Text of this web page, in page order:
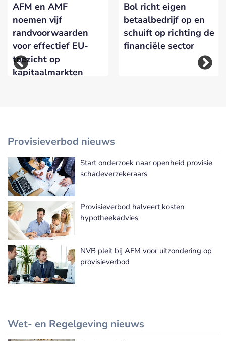
AFM en AMF
noemen vijf
randvoorwaarden
voor effectief EU-
toezicht op
kapitaalmarkten
Bol richt eigen
betaalbedrijf op en
schuift op richting de
financiële sector
Provisieverbod nieuws
Meer Provisieverbod nieuws
Start onderzoek naar openheid provisie
schadeverzekeraars
Provisieverbod halveert kosten
hypotheekadvies
NVB pleit bij AFM voor uitzondering op
provisieverbod
Wet- en Regelgeving nieuws